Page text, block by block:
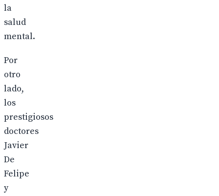
la
salud
mental.
Por
otro
lado,
los
prestigiosos
doctores
Javier
De
Felipe
y